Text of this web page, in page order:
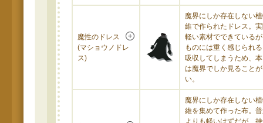
魔性のドレス
(マショウノドレ
ス)
魔界にしか存在しない
維で作られたドレス。
軽い素材でできている
ものには重く感じられ
吸収してしまうため、
は魔界でしか見ること
い。
魔界にしか存在しない
維を集めて作った布。
よりも軽いはずだが、